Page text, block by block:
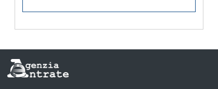
Informazioni
sul